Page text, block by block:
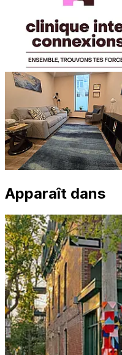
Apparaît dans